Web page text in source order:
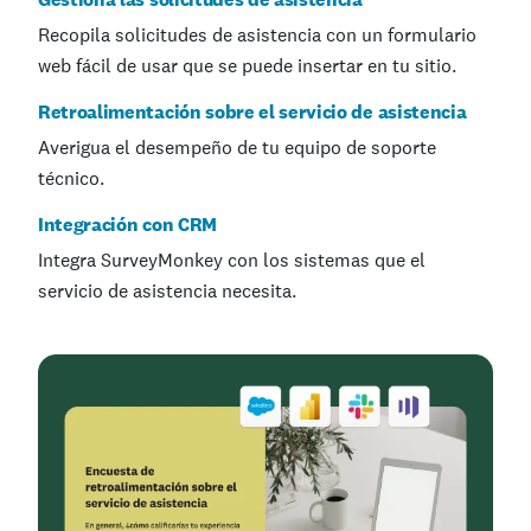
Recopila solicitudes de asistencia con un formulario
web fácil de usar que se puede insertar en tu sitio.
Retroalimentación sobre el servicio de asistencia
Averigua el desempeño de tu equipo de soporte
técnico.
Integración con CRM
Integra SurveyMonkey con los sistemas que el
servicio de asistencia necesita.